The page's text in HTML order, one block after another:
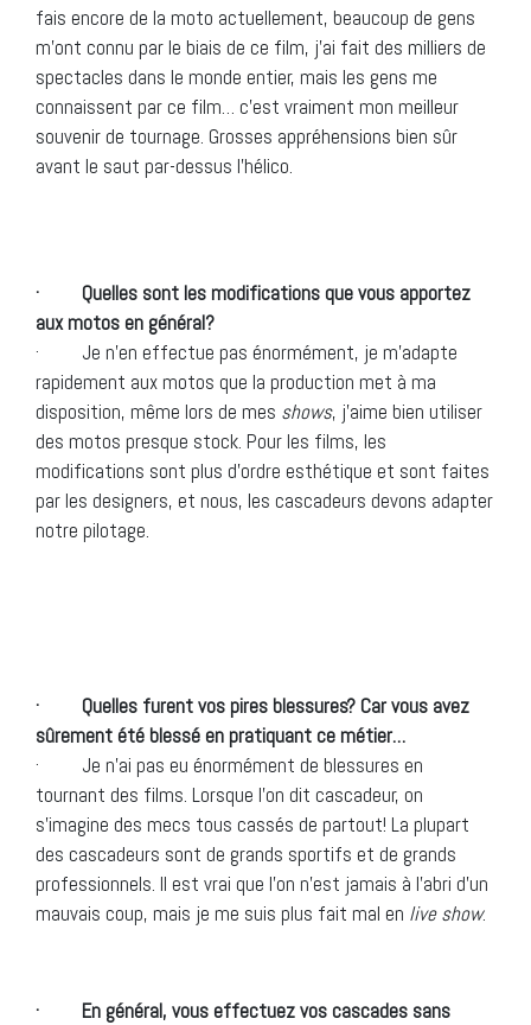
fais encore de la moto actuellement, beaucoup de gens
m’ont connu par le biais de ce film, j’ai fait des milliers de
spectacles dans le monde entier, mais les gens me
connaissent par ce film… c’est vraiment mon meilleur
souvenir de tournage. Grosses appréhensions bien sûr
avant le saut par-dessus l’hélico.
· Quelles sont les modifications que vous apportez
aux motos en général?
· Je n’en effectue pas énormément, je m’adapte
rapidement aux motos que la production met à ma
disposition, même lors de mes shows, j’aime bien utiliser
des motos presque stock. Pour les films, les
modifications sont plus d’ordre esthétique et sont faites
par les designers, et nous, les cascadeurs devons adapter
notre pilotage.
· Quelles furent vos pires blessures? Car vous avez
sûrement été blessé en pratiquant ce métier…
· Je n’ai pas eu énormément de blessures en
tournant des films. Lorsque l’on dit cascadeur, on
s’imagine des mecs tous cassés de partout! La plupart
des cascadeurs sont de grands sportifs et de grands
professionnels. Il est vrai que l’on n’est jamais à l’abri d’un
mauvais coup, mais je me suis plus fait mal en live show.
· En général, vous effectuez vos cascades sans